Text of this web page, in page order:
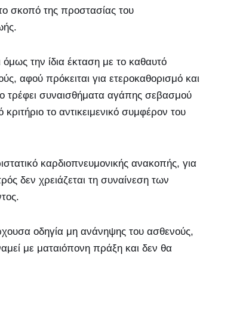
σκοπό της προστασίας του
την ίδια έκταση με το καθαυτό
αφού πρόκειται για ετεροκαθορισμό και
τρέφει συναισθήματα αγάπης σεβασμού
το αντικειμενικό συμφέρον του
καρδιοπνευμονικής ανακοπής, για
δεν χρειάζεται τη συναίνεση των
οδηγία μη ανάνηψης του ασθενούς,
με ματαιόπονη πράξη και δεν θα